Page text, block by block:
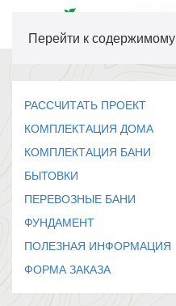
Перейти к содержимому
РАССЧИТАТЬ ПРОЕКТ
КОМПЛЕКТАЦИЯ ДОМА
КОМПЛЕКТАЦИЯ БАНИ
БЫТОВКИ
ПЕРЕВОЗНЫЕ БАНИ
ФУНДАМЕНТ
ПОЛЕЗНАЯ ИНФОРМАЦИЯ
ФОРМА ЗАКАЗА